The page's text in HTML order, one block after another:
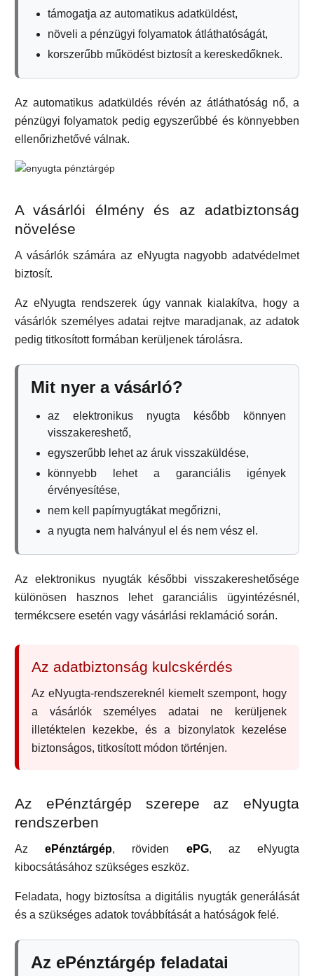
támogatja az automatikus adatküldést,
növeli a pénzügyi folyamatok átláthatóságát,
korszerűbb működést biztosít a kereskedőknek.
Az automatikus adatküldés révén az átláthatóság nő, a
pénzügyi folyamatok pedig egyszerűbbé és könnyebben
ellenőrizhetővé válnak.
A vásárlói élmény és az adatbiztonság
növelése
A vásárlók számára az eNyugta nagyobb adatvédelmet
biztosít.
Az eNyugta rendszerek úgy vannak kialakítva, hogy a
vásárlók személyes adatai rejtve maradjanak, az adatok
pedig titkosított formában kerüljenek tárolásra.
Mit nyer a vásárló?
az elektronikus nyugta később könnyen
visszakereshető,
egyszerűbb lehet az áruk visszaküldése,
könnyebb lehet a garanciális igények
érvényesítése,
nem kell papírnyugtákat megőrizni,
a nyugta nem halványul el és nem vész el.
Az elektronikus nyugták későbbi visszakereshetősége
különösen hasznos lehet garanciális ügyintézésnél,
termékcsere esetén vagy vásárlási reklamáció során.
Az adatbiztonság kulcskérdés
Az eNyugta-rendszereknél kiemelt szempont, hogy
a vásárlók személyes adatai ne kerüljenek
illetéktelen kezekbe, és a bizonylatok kezelése
biztonságos, titkosított módon történjen.
Az ePénztárgép szerepe az eNyugta
rendszerben
AzePénztárgép, röviden ePG, az eNyugta
kibocsátásához szükséges eszköz.
Feladata, hogy biztosítsa a digitális nyugták generálását
és a szükséges adatok továbbítását a hatóságok felé.
Az ePénztárgép feladatai